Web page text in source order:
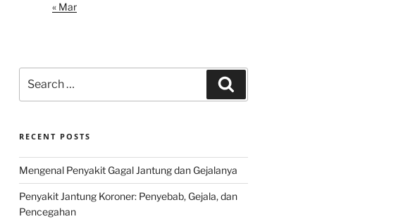
« Mar
for:
RECENT POSTS
Mengenal Penyakit Gagal Jantung dan Gejalanya
Penyakit Jantung Koroner: Penyebab, Gejala, dan
Pencegahan